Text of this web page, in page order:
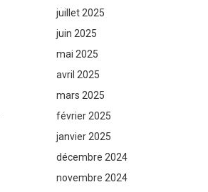
juillet 2025
juin 2025
mai 2025
avril 2025
mars 2025
février 2025
janvier 2025
décembre 2024
novembre 2024